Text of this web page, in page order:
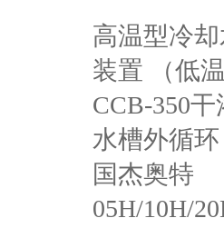
高温型冷
装置 （低
CCB-350
水槽外循
国杰奥特
05H/10H/